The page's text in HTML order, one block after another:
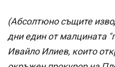
(Абсолтюно същите
дни един от малцината
Ивайло Илиев, които